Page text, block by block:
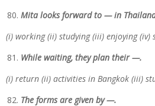
Mita looks forward to — in
(i) working (ii) studying (iii) enjoying (iv)
While waiting, they plan their —.
(i) return (ii) activities in Bangkok (iii)
The forms are given by —.